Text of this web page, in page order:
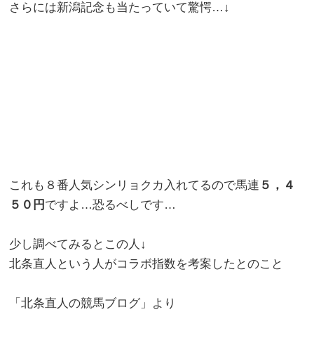
さらには新潟記念も当たっていて驚愕…↓
これも８番人気シンリョクカ入れてるので馬連 ５，４
５０円 ですよ…恐るべしです…
少し調べてみるとこの人↓
北条直人という人がコラボ指数を考案したとのこと
「北条直人の競馬ブログ」より